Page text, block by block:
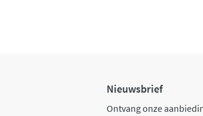
Nieuwsbrief
Ontvang onze